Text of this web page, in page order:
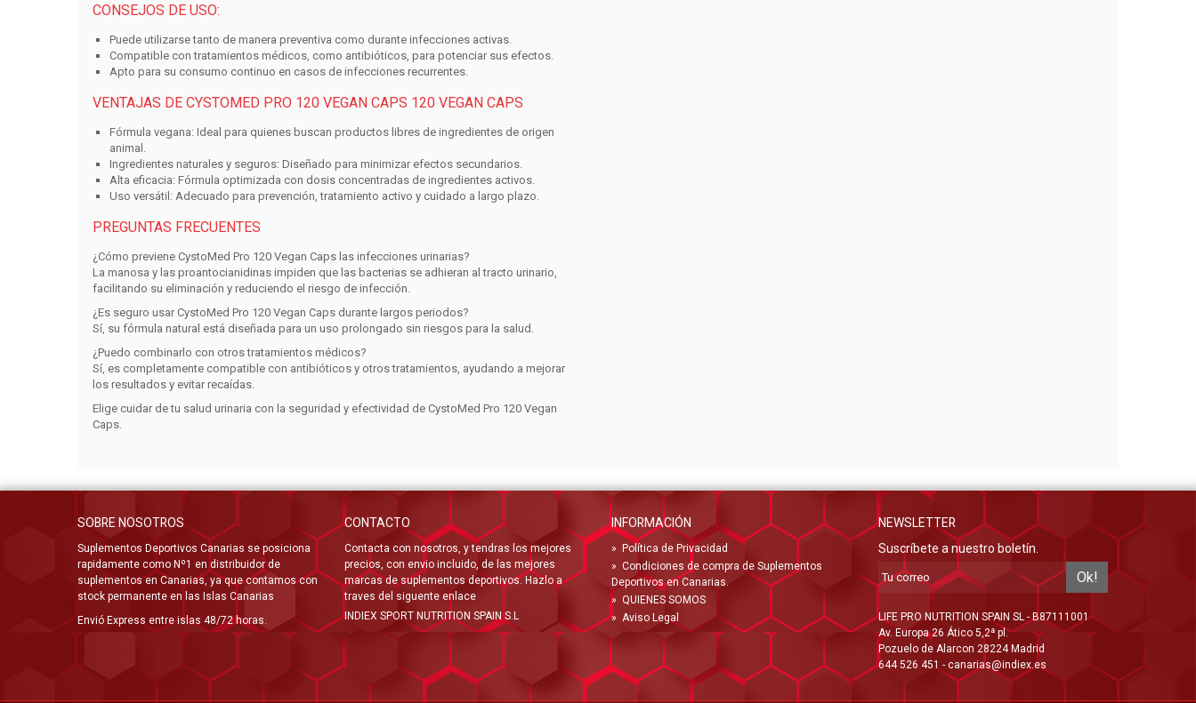
CONSEJOS DE USO:
Puede utilizarse tanto de manera preventiva como durante infecciones activas.
Compatible con tratamientos médicos, como antibióticos, para potenciar sus efectos.
Apto para su consumo continuo en casos de infecciones recurrentes.
VENTAJAS DE CYSTOMED PRO 120 VEGAN CAPS 120 VEGAN CAPS
Fórmula vegana: Ideal para quienes buscan productos libres de ingredientes de origen
animal.
Ingredientes naturales y seguros: Diseñado para minimizar efectos secundarios.
Alta eficacia: Fórmula optimizada con dosis concentradas de ingredientes activos.
Uso versátil: Adecuado para prevención, tratamiento activo y cuidado a largo plazo.
PREGUNTAS FRECUENTES
¿Cómo previene CystoMed Pro 120 Vegan Caps las infecciones urinarias?
La manosa y las proantocianidinas impiden que las bacterias se adhieran al tracto urinario,
facilitando su eliminación y reduciendo el riesgo de infección.
¿Es seguro usar CystoMed Pro 120 Vegan Caps durante largos periodos?
Sí, su fórmula natural está diseñada para un uso prolongado sin riesgos para la salud.
¿Puedo combinarlo con otros tratamientos médicos?
Sí, es completamente compatible con antibióticos y otros tratamientos, ayudando a mejorar
los resultados y evitar recaídas.
Elige cuidar de tu salud urinaria con la seguridad y efectividad de CystoMed Pro 120 Vegan
Caps.
SOBRE NOSOTROS
Suplementos Deportivos Canarias se posiciona
rapidamente como Nº1 en distribuidor de
suplementos en Canarias, ya que contamos con
stock permanente en las Islas Canarias
Envió Express entre islas 48/72 horas.
CONTACTO
Contacta con nosotros, y tendras los mejores
precios, con envio incluido, de las mejores
marcas de suplementos deportivos. Hazlo a
traves del siguente enlace
INDIEX SPORT NUTRITION SPAIN S.L
INFORMACIÓN
»
Política de Privacidad
» Condiciones de compra de Suplementos
Deportivos en Canarias.
» QUIENES SOMOS
» Aviso Legal
NEWSLETTER
Suscríbete a nuestro boletín.
Ok!
LIFE PRO NUTRITION SPAIN SL - B87111001
Av. Europa 26 Ático 5,2ª pl.
Pozuelo de Alarcon 28224 Madrid
644 526 451 - canarias@indiex.es